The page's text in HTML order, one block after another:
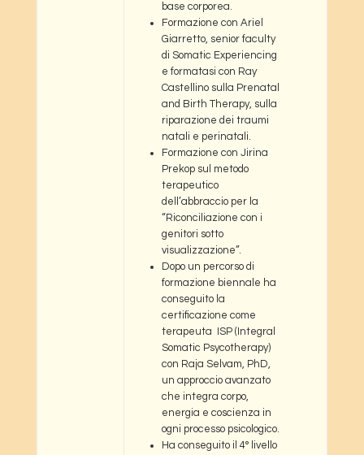
base corporea.
Formazione con Ariel
Giarretto, senior faculty
di Somatic Experiencing
e formatasi con Ray
Castellino sulla Prenatal
and Birth Therapy, sulla
riparazione dei traumi
natali e perinatali.
Formazione con Jirina
Prekop sul metodo
terapeutico
dell’abbraccio per la
“Riconciliazione con i
genitori sotto
visualizzazione”.
Dopo un percorso di
formazione biennale ha
conseguito la
certificazione come
terapeuta ISP (Integral
Somatic Psycotherapy)
con Raja Selvam, PhD,
un approccio avanzato
che integra corpo,
energia e coscienza in
ogni processo psicologico.
Ha conseguito il 4° livello